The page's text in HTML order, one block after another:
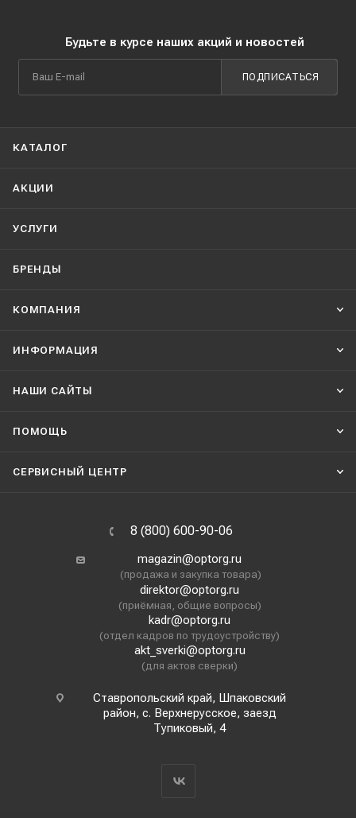
Будьте в курсе наших акций и новостей
ПОДПИСАТЬСЯ
КАТАЛОГ
АКЦИИ
УСЛУГИ
БРЕНДЫ
КОМПАНИЯ
ИНФОРМАЦИЯ
НАШИ CАЙТЫ
ПОМОЩЬ
СЕРВИСНЫЙ ЦЕНТР
8 (800) 600-90-06
magazin@optorg.ru
(продажа и закупка товара)
direktor@optorg.ru
(приёмная, общие вопросы)
kadr@optorg.ru
(отдел кадров по трудоустройству)
akt_sverki@optorg.ru
(для актов сверки)
Ставропольский край, Шпаковский
район, с. Верхнерусское, заезд
Тупиковый, 4